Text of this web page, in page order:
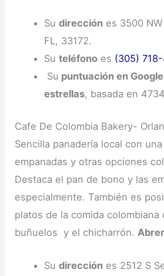
Su direcciónes 3500 NW
FL, 33172.
Su teléfonoes (305)
Su puntuación en
estrellas, basada en
Cafe De Colombia Bakery-
Sencilla panadería local con
empanadas y otras opciones
Destaca el pan de bono y las
especialmente. También es
platos de la comida colombiana
buñuelos y el chicharrón.
Su direcciónes 2512 S